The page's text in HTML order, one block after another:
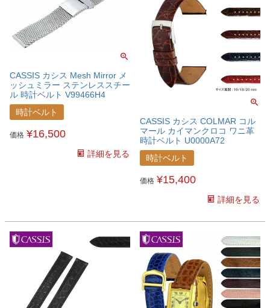
CASSIS カシス Mesh Mirror メ
ッシュミラー ステンレススチー
ル 時計ベルト V99466H4
時計ベルト
価格 ¥16,500
詳細を見る
CASSIS カシス COLMAR コル
マール カイマンクロコ ワニ革
時計ベルト U0000A72
時計ベルト
価格 ¥15,400
詳細を見る